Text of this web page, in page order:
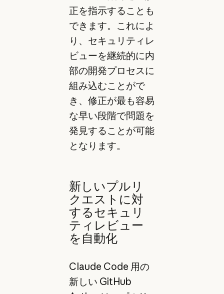
正を指示することも
できます。これによ
り、セキュリティレ
ビューを継続的に内
部の開発プロセスに
組み込むことがで
き、修正が最も容易
な早い段階で問題を
発見することが可能
となります。
新しいプルリ
クエストに対
するセキュリ
ティレビュー
を自動化
Claude Code 用の
新しい GitHub